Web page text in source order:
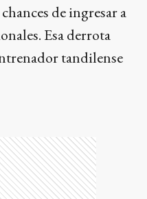
de ingresar a
Esa derrota
tandilense